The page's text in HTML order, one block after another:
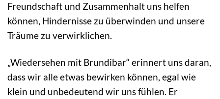
Freundschaft und Zusammenhalt uns helfen
können, Hindernisse zu überwinden und unsere
Träume zu verwirklichen.
„Wiedersehen mit Brundibar“ erinnert uns daran,
dass wir alle etwas bewirken können, egal wie
klein und unbedeutend wir uns fühlen. Er